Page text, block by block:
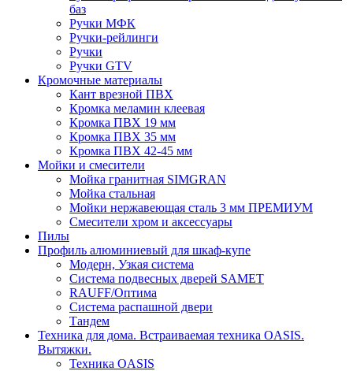
баз
Ручки МФК
Ручки-рейлинги
Ручки
Ручки GTV
Кромочные материалы
Кант врезной ПВХ
Кромка меламин клеевая
Кромка ПВХ 19 мм
Кромка ПВХ 35 мм
Кромка ПВХ 42-45 мм
Мойки и смесители
Мойка гранитная SIMGRAN
Мойка стальная
Мойки нержавеющая сталь 3 мм ПРЕМИУМ
Смесители хром и аксессуары
Пилы
Профиль алюминиевый для шкаф-купе
Модерн, Узкая система
Система подвесных дверей SAMET
RAUFF/Оптима
Система распашной двери
Тандем
Техника для дома. Встраиваемая техника OASIS.
Вытяжки.
Техника OASIS